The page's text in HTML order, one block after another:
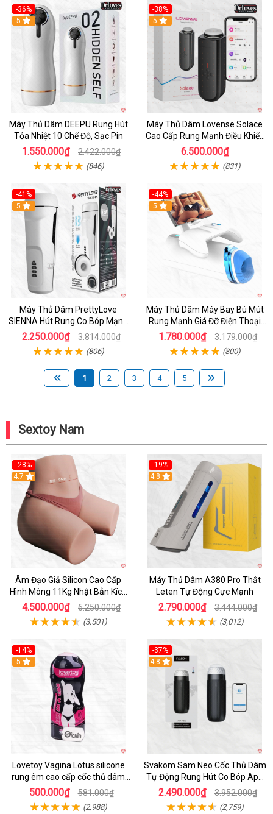
-36%
Hot
5
Máy Thủ Dâm DEEPU Rung Hút
Tỏa Nhiệt 10 Chế Độ, Sạc Pin
1.550.000₫ 2.422.000₫
(846)
-38%
Hot
5
Máy Thủ Dâm Lovense Solace
Cao Cấp Rung Mạnh Điều Khiển
App
6.500.000₫
(831)
-41%
Hot
5
Máy Thủ Dâm PrettyLove
SIENNA Hút Rung Co Bóp Mạnh
Mẽ Nam
2.250.000₫ 3.814.000₫
(806)
-44%
Hot
5
Máy Thủ Dâm Máy Bay Bú Mút
Rung Mạnh Giá Đỡ Điện Thoại
Chính Hãng
1.780.000₫ 3.179.000₫
(800)
1 2 3 4 5
Sextoy Nam
-28%
4.7
Âm Đạo Giả Silicon Cao Cấp
Hình Mông 11Kg Nhật Bản Kích
Thước Như Thật
4.500.000₫ 6.250.000₫
(3,501)
-19%
Hot
4.8
Máy Thủ Dâm A380 Pro Thắt
Leten Tự Động Cực Mạnh
2.790.000₫ 3.444.000₫
(3,012)
-14%
Hot
5
Lovetoy Vagina Lotus silicone
rung êm cao cấp cốc thủ dâm
nam
500.000₫ 581.000₫
(2,988)
-37%
4.8
Svakom Sam Neo Cốc Thủ Dâm
Tự Động Rung Hút Co Bóp App
Điều Khiển
2.490.000₫ 3.952.000₫
(2,759)